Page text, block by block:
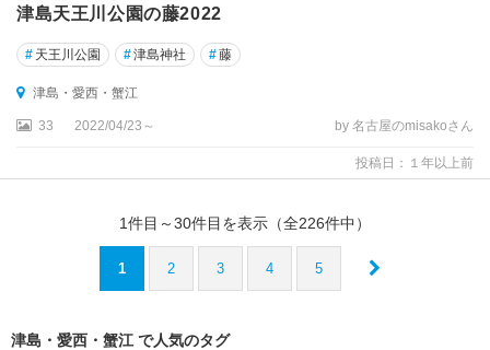
津島天王川公園の藤2022
# 天王川公園 #津島神社 #藤
津島・愛西・蟹江
33 2022/04/23～ by 名古屋のmisakoさん
投稿日：１年以上前
1件目～30件目を表示（全226件中）
1 2 3 4 5
津島・愛西・蟹江 で人気のタグ